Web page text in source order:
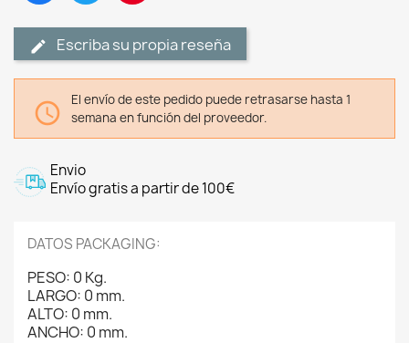
Escriba su propia reseña

El envío de este pedido puede retrasarse hasta 1
semana en función del proveedor.
Envio
Envío gratis a partir de 100€
DATOS PACKAGING:
PESO: 0 Kg.
LARGO: 0 mm.
ALTO: 0 mm.
ANCHO: 0 mm.